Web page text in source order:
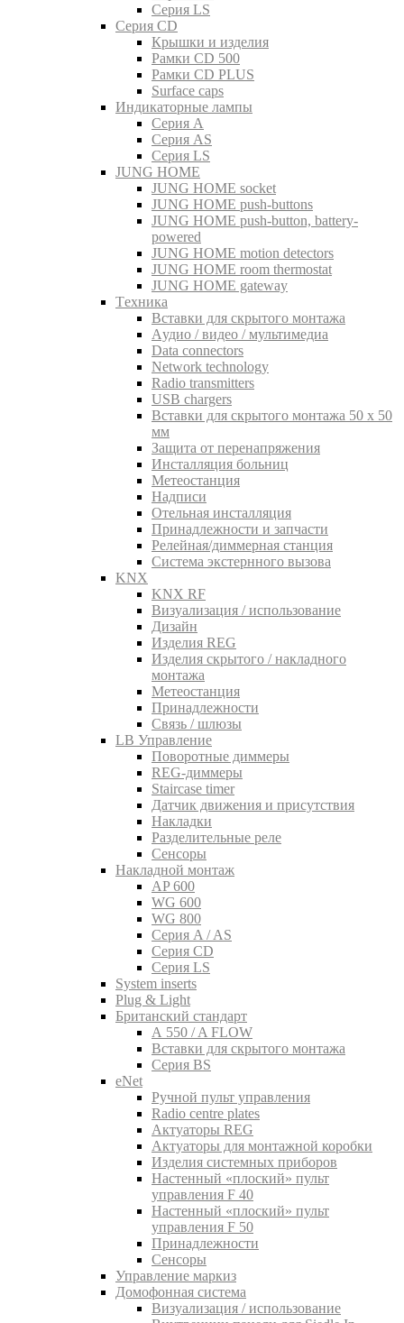
Серия LS
Серия CD
Крышки и изделия
Рамки CD 500
Рамки CD PLUS
Surface caps
Индикаторные лампы
Серия A
Серия AS
Серия LS
JUNG HOME
JUNG HOME socket
JUNG HOME push-buttons
JUNG HOME push-button, battery-
powered
JUNG HOME motion detectors
JUNG HOME room thermostat
JUNG HOME gateway
Tехника
Вставки для скрытого монтажа
Aудио / видео / мультимедиа
Data connectors
Network technology
Radio transmitters
USB chargers
Вставки для скрытого монтажа 50 x 50
мм
Защита от перенапряжения
Инсталляция больниц
Метеостанция
Надписи
Отельная инсталляция
Принадлежности и запчасти
Релейная/диммерная станция
Система экстернного вызова
KNX
KNX RF
Визуализация / использование
Дизайн
Изделия REG
Изделия скрытого / накладного
монтажа
Метеостанция
Принадлежности
Связь / шлюзы
LB Управление
Поворотные диммеры
REG-диммеры
Staircase timer
Датчик движения и присутствия
Накладки
Разделительные реле
Сенсоры
Накладной монтаж
AP 600
WG 600
WG 800
Серия A / AS
Серия CD
Серия LS
System inserts
Plug & Light
Британский стандарт
A 550 / A FLOW
Вставки для скрытого монтажа
Серия BS
eNet
Pучной пульт управления
Radio centre plates
Актуаторы REG
Актуаторы для монтажной коробки
Изделия системных приборов
Настенный «плоский» пульт
управления F 40
Настенный «плоский» пульт
управления F 50
Принадлежности
Сенсоры
Управление маркиз
Домофонная система
Визуализация / использование